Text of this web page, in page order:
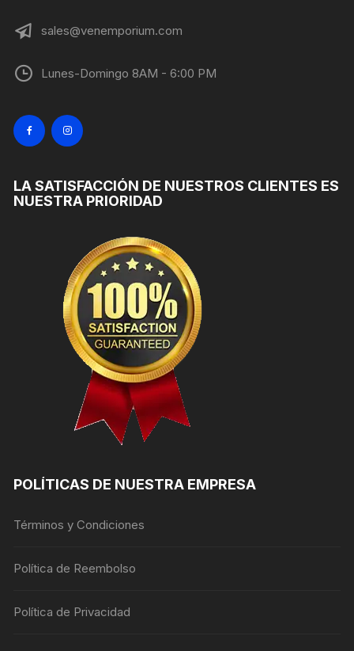
sales@venemporium.com
Lunes-Domingo 8AM - 6:00 PM
LA SATISFACCIÓN DE NUESTROS CLIENTES ES
NUESTRA PRIORIDAD
POLÍTICAS DE NUESTRA EMPRESA
Términos y Condiciones
Política de Reembolso
Política de Privacidad